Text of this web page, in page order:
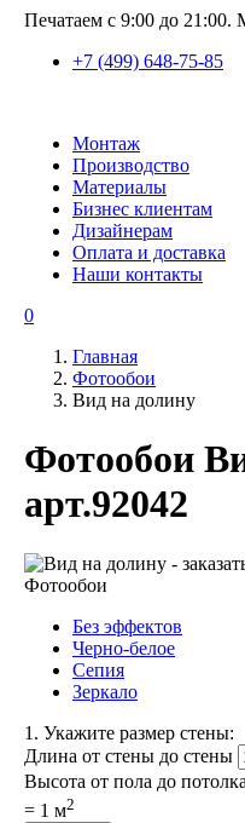
Печатаем с 9:00 до 21:00.
+7 (499) 648-75-85
Монтаж
Производство
Материалы
Бизнес клиентам
Дизайнерам
Оплата и доставка
Наши контакты
0
Главная
Фотообои
Вид на долину
Фотообои
арт.92042
Без эффектов
Черно-белое
Сепия
Зеркало
1. Укажите размер стены:
Длина от стены до стены
Высота от пола до потолка
= 1 м2